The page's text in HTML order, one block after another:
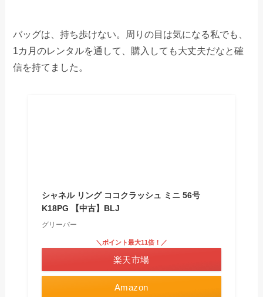
バッグは、持ち歩けない。周りの目は気になる私でも、
1カ月のレンタルを通して、購入しても大丈夫だなと確
信を持てました。
シャネル リング ココクラッシュ ミニ 56号
K18PG 【中古】BLJ
グリーバー
Amazon
＼ポイント最大11倍！／
楽天市場